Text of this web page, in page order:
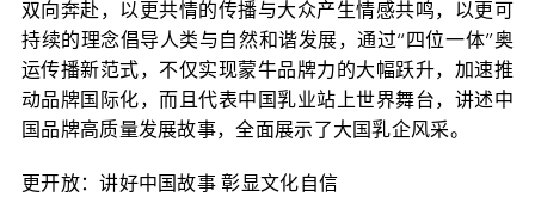
双向奔赴，以更共情的传播与大众产生情感共鸣，以更可
持续的理念倡导人类与自然和谐发展，通过“四位一体”奥
运传播新范式，不仅实现蒙牛品牌力的大幅跃升，加速推
动品牌国际化，而且代表中国乳业站上世界舞台，讲述中
国品牌高质量发展故事，全面展示了大国乳企风采。
更开放：讲好中国故事 彰显文化自信